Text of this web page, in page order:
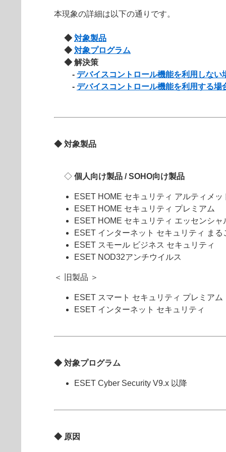
本現象の詳細は以下の通りです。
◆ 対象製品
◆ 対象プログラム
◆ 解決策
- デバイスコントロール機能を利用しない
- デバイスコントロール機能を利用する場
◆ 対象製品
◇ 個人向け製品 / SOHO向け製品
ESET HOME セキュリティ アルティメッ
ESET HOME セキュリティ プレミアム
ESET HOME セキュリティ エッセンシャ
ESET インターネット セキュリティ まる
ESET スモール ビジネス セキュリティ
ESET NOD32アンチウイルス
＜ 旧製品 ＞
ESET スマート セキュリティ プレミアム
ESET インターネット セキュリティ
◆ 対象プログラム
ESET Cyber Security V9.x 以降
◆ 原因